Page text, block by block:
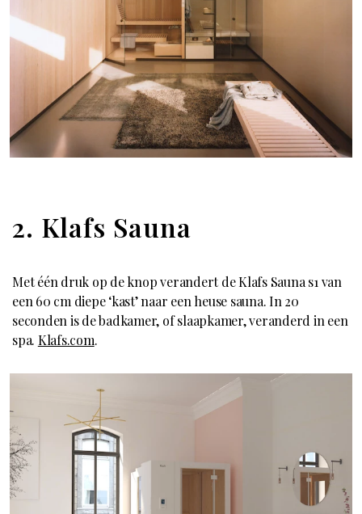
2. Klafs Sauna
Met één druk op de knop verandert de Klafs Sauna s1 van
een 60 cm diepe ‘kast’ naar een heuse sauna. In 20
seconden is de badkamer, of slaapkamer, veranderd in een
spa. Klafs.com.